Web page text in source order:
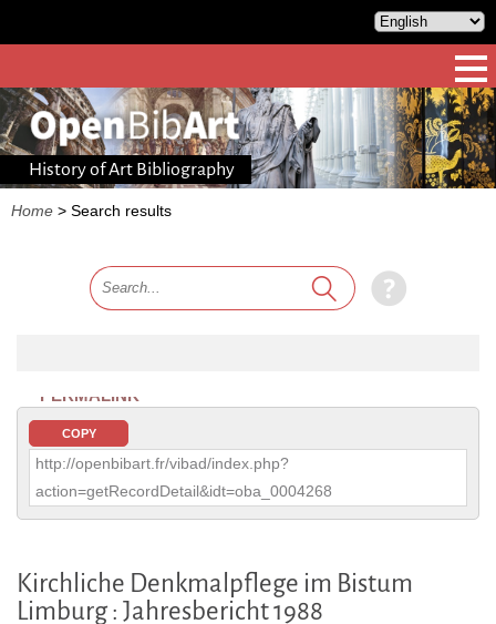
History of Art Bibliography
Home > Search results
PERMALINK
COPY
http://openbibart.fr/vibad/index.php?
action=getRecordDetail&idt=oba_0004268
Kirchliche Denkmalpflege im Bistum
Limburg : Jahresbericht 1988